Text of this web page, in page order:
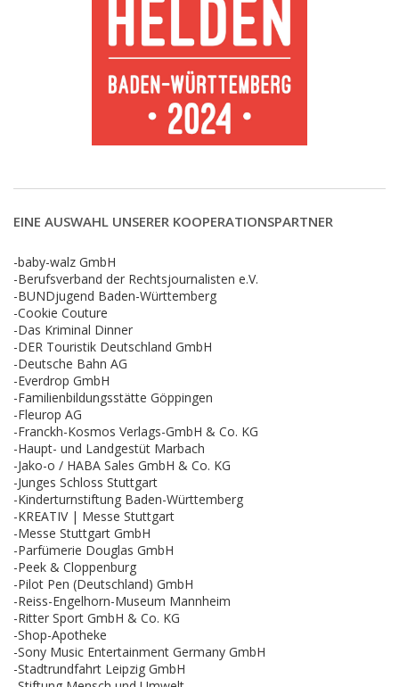
EINE AUSWAHL UNSERER KOOPERATIONSPARTNER
-baby-walz GmbH
-Berufsverband der Rechtsjournalisten e.V.
-BUNDjugend Baden-Württemberg
-Cookie Couture
-Das Kriminal Dinner
-DER Touristik Deutschland GmbH
-Deutsche Bahn AG
-Everdrop GmbH
-Familienbildungsstätte Göppingen
-Fleurop AG
-Franckh-Kosmos Verlags-GmbH & Co. KG
-Haupt- und Landgestüt Marbach
-Jako-o / HABA Sales GmbH & Co. KG
-Junges Schloss Stuttgart
-Kinderturnstiftung Baden-Württemberg
-KREATIV | Messe Stuttgart
-Messe Stuttgart GmbH
-Parfümerie Douglas GmbH
-Peek & Cloppenburg
-Pilot Pen (Deutschland) GmbH
-Reiss-Engelhorn-Museum Mannheim
-Ritter Sport GmbH & Co. KG
-Shop-Apotheke
-Sony Music Entertainment Germany GmbH
-Stadtrundfahrt Leipzig GmbH